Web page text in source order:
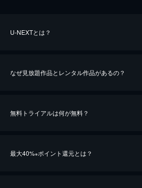
U-NEXTとは？
なぜ見放題作品とレンタル作品があるの？
無料トライアルは何が無料？
最大40%※ポイント還元とは？